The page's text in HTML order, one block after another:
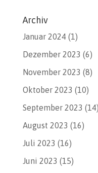
Archiv
Januar 2024(1)
Dezember 2023 (6)
November 2023 (8)
Oktober 2023 (10)
September 2023 (14)
August 2023 (16)
Juli 2023 (16)
Juni 2023 (15)